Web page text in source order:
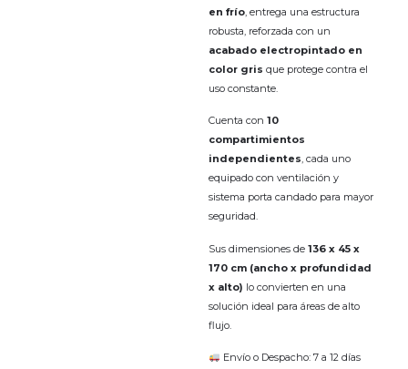
en frío, entrega una estructura
robusta, reforzada con un
acabado electropintado en
color gris que protege contra el
uso constante.
Cuenta con10
compartimientos
independientes, cada uno
equipado con ventilación y
sistema porta candado para mayor
seguridad.
Sus dimensiones de136 x 45 x
170 cm (ancho x profundidad
x alto) lo convierten en una
solución ideal para áreas de alto
flujo.
Envío o Despacho: 7 a 12 días